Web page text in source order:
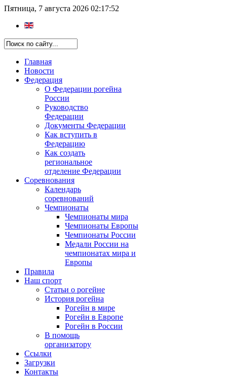
Пятница, 7 августа 2026 02:17:52
Главная
Новости
Федерация
О Федерации рогейна
России
Руководство
Федерации
Документы Федерации
Как вступить в
Федерацию
Как создать
региональное
отделение Федерации
Соревнования
Календарь
соревнований
Чемпионаты
Чемпионаты мира
Чемпионаты Европы
Чемпионаты России
Медали России на
чемпионатах мира и
Европы
Правила
Наш спорт
Статьи о рогейне
История рогейна
Рогейн в мире
Рогейн в Европе
Рогейн в России
В помощь
организатору
Ссылки
Загрузки
Контакты